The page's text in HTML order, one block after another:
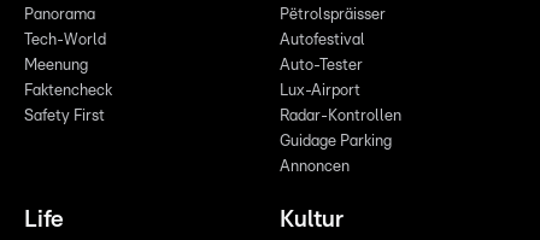
Panorama
Tech-World
Meenung
Faktencheck
Safety First
Pëtrolspräisser
Autofestival
Auto-Tester
Lux-Airport
Radar-Kontrollen
Guidage Parking
Annoncen
Life Kultur